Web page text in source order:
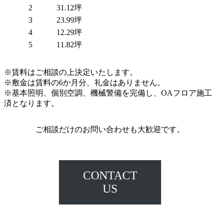
2
31.12坪
3
23.99坪
4
12.29坪
5
11.82坪
※賃料はご相談の上決定いたします。
※敷金は賃料の6か月分、礼金はありません。
※基本照明、個別空調、機械警備を完備し、OAフロア施工
済となります。
ご相談だけのお問い合わせも大歓迎です。
CONTACT
US